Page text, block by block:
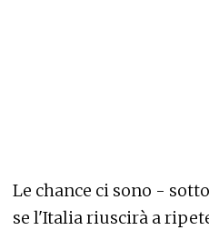
Le chance ci sono -
se l'Italia riuscirà a